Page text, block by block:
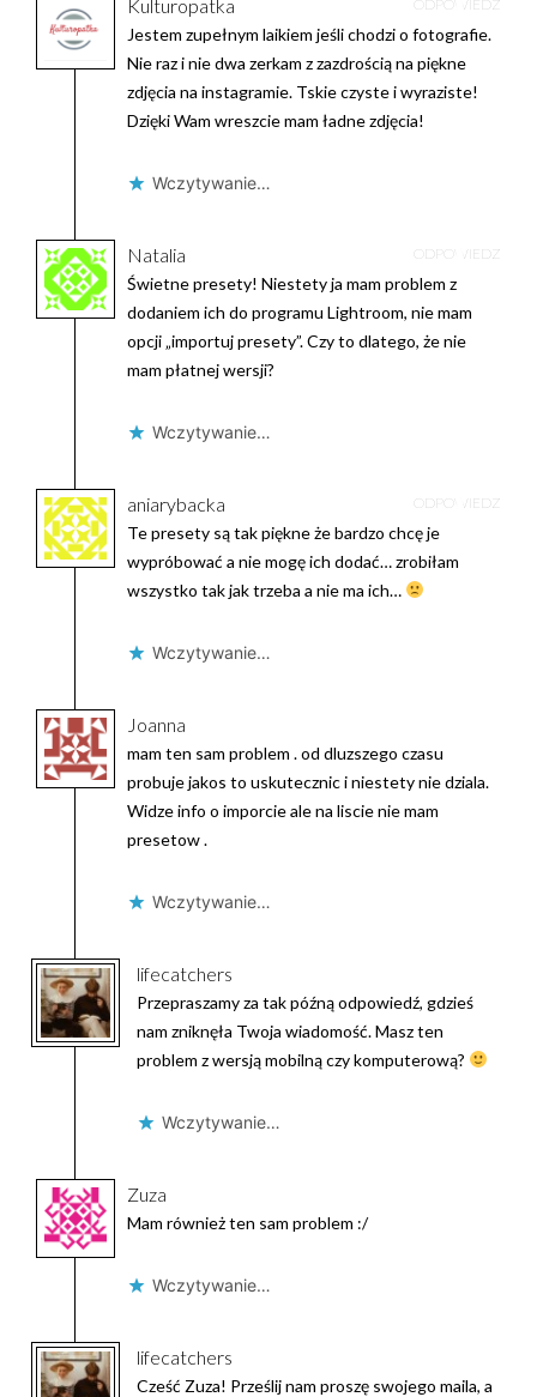
Kulturopatka ODPOWIEDZ
Jestem zupełnym laikiem jeśli chodzi o fotografie.
Nie raz i nie dwa zerkam z zazdrością na piękne
zdjęcia na instagramie. Tskie czyste i wyraziste!
Dzięki Wam wreszcie mam ładne zdjęcia!
Wczytywanie…
Natalia ODPOWIEDZ
Świetne presety! Niestety ja mam problem z
dodaniem ich do programu Lightroom, nie mam
opcji „importuj presety”. Czy to dlatego, że nie
mam płatnej wersji?
Wczytywanie…
aniarybacka ODPOWIEDZ
Te presety są tak piękne że bardzo chcę je
wypróbować a nie mogę ich dodać… zrobiłam
wszystko tak jak trzeba a nie ma ich…
Wczytywanie…
Joanna
mam ten sam problem . od dluzszego czasu
probuje jakos to uskutecznic i niestety nie dziala.
Widze info o imporcie ale na liscie nie mam
presetow .
Wczytywanie…
lifecatchers
Przepraszamy za tak późną odpowiedź, gdzieś
nam zniknęła Twoja wiadomość. Masz ten
problem z wersją mobilną czy komputerową?
Wczytywanie…
Zuza
Mam również ten sam problem :/
Wczytywanie…
lifecatchers
Cześć Zuza! Prześlij nam proszę swojego maila, a